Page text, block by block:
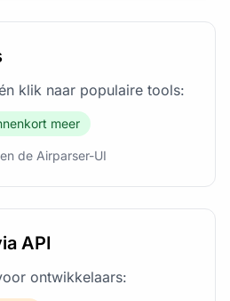
klik naar populaire tools:
meer
de Airparser-UI
API
ontwikkelaars: